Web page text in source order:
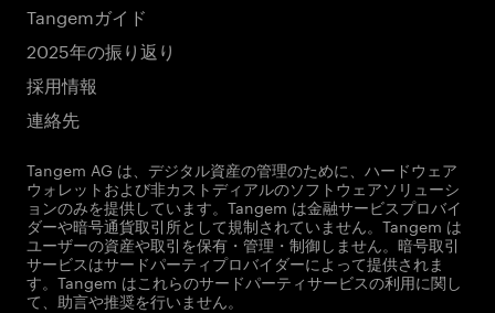
Tangemガイド
2025年の振り返り
採用情報
連絡先
Tangem AG は、デジタル資産の管理のために、ハードウェア
ウォレットおよび非カストディアルのソフトウェアソリューシ
ョンのみを提供しています。Tangem は金融サービスプロバイ
ダーや暗号通貨取引所として規制されていません。Tangem は
ユーザーの資産や取引を保有・管理・制御しません。暗号取引
サービスはサードパーティプロバイダーによって提供されま
す。Tangem はこれらのサードパーティサービスの利用に関し
て、助言や推奨を行いません。